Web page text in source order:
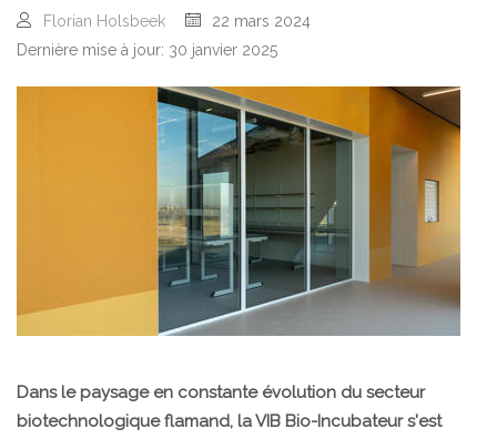
Florian Holsbeek
22 mars 2024
Dernière mise à jour: 30 janvier 2025
Dans le paysage en constante évolution du secteur
biotechnologique flamand, la VIB Bio-Incubateur s'est